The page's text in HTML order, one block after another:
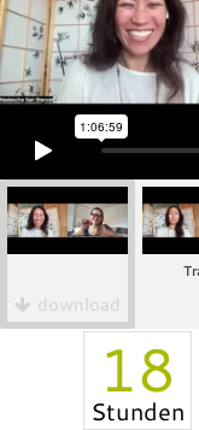
download
18
Stunden